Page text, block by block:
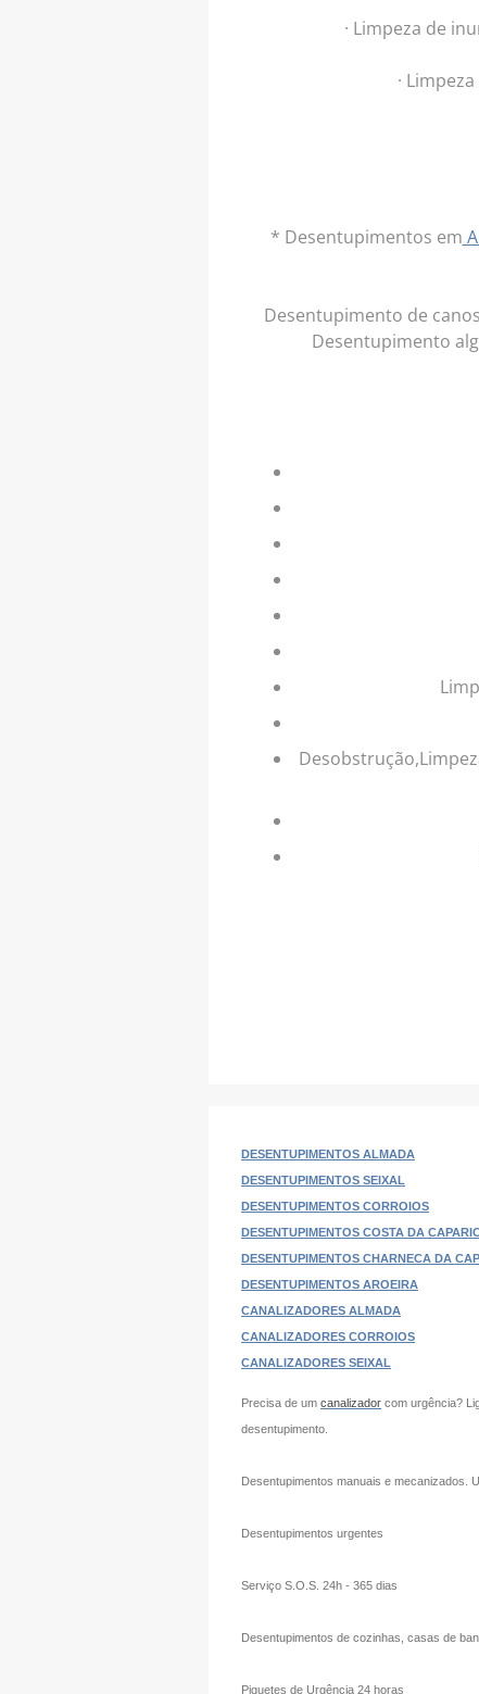
· Limpeza de
·
* Desentupimentos em
Desentupimento de
Desentupimento
DESENTUPIMENTOS ALMADA
DESENTUPIMENTOS SEIXAL
DESENTUPIMENTOS CORROIOS
DESENTUPIMENTOS COSTA DA
DESENTUPIMENTOS CHARNECA DA
DESENTUPIMENTOS AROEIRA
CANALIZADORES ALMADA
CANALIZADORES CORROIOS
CANALIZADORES SEIXAL
Precisa de um canalizador com urgência?
desentupimento.
Desentupimentos manuais e mecanizados.
Desentupimentos urgentes
Serviço S.O.S. 24h - 365 dias
Desentupimentos de cozinhas, casas de
Piquetes de Urgência 24 horas